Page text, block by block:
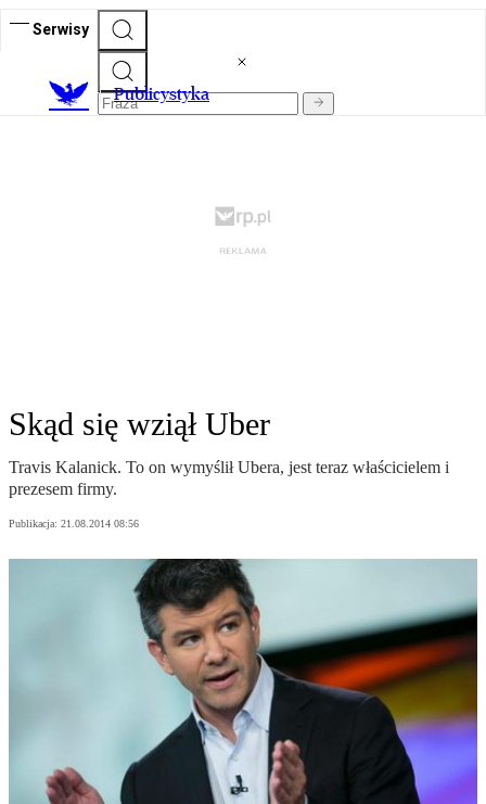
Serwisy
Publicystyka
Skąd się wziął Uber
Travis Kalanick. To on wymyślił Ubera, jest teraz właścicielem i
prezesem firmy.
Publikacja: 21.08.2014 08:56